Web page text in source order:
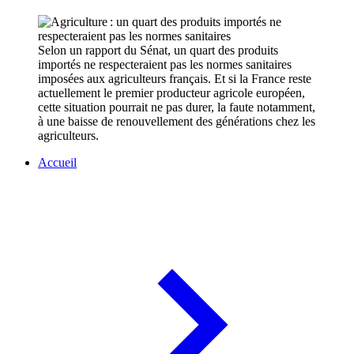
Selon un rapport du Sénat, un quart des produits
importés ne respecteraient pas les normes sanitaires
imposées aux agriculteurs français. Et si la France reste
actuellement le premier producteur agricole européen,
cette situation pourrait ne pas durer, la faute notamment,
à une baisse de renouvellement des générations chez les
agriculteurs.
Accueil